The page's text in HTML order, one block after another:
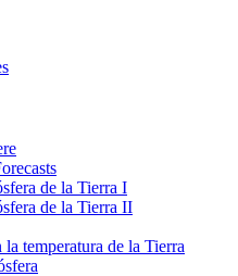
de la Tierra I
de la Tierra II
temperatura de la Tierra